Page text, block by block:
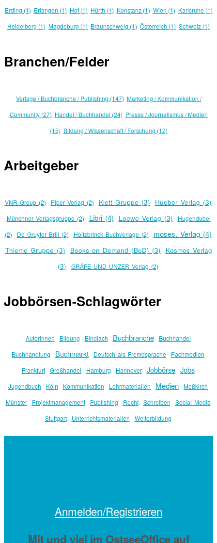
Erding (1) Erlangen (1) Hof (1) Hürth (1) Konstanz (1) Wien (1) Karlsruhe (1)
Heidelberg (1) Magdeburg (1) Braunschweig (1) Österreich (1) Schweiz (1)
Branchen/Felder
Verlage / Buchbranche / Publishing (147) Marketing / Kommunikation /
Community (27) Handel / Buchhandel (24) Presse / Journalismus / Medien
(15) Bildung / Wissenschaft / Forschung (12)
Arbeitgeber
VNR Group (2) Piper Verlag (2) Klett Gruppe (3) Hueber Verlag (3)
Münchner Verlagsgruppe (2) Libri (4) Loewe Verlag (3)
Hugendubel
(2)
De Gruyter Brill (2) Holtzbrinck Buchverlage (2) moses. Verlag (4)
Thieme Gruppe (3) Books on Demand (BoD) (3)
Kosmos Verlag
(3)
GRÄFE UND UNZER Verlag (2)
Jobbörsen-Schlagwörter
Autorinnen Bildung Bindlach Buchbranche Buchhandel
Buchhandlung Buchmarkt Deutsch als Fremdsprache
Fachmedien
Frankfurt
Großhandel Hamburg Hannover Jobbörse Jobs
Jugendbuch Köln Kommunikation Lehrmaterialien Medien Meßkirch
Münster
Projektmanagement Publishing Recht Schreiben
Social Media
Stuttgart
Unterrichtsmaterialien Weiterbildung
Anmelden/Registrieren
Mit und viel im OstseeOffice auf